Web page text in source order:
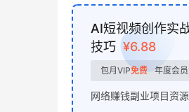
AI短视频创作实
技巧 ¥6.88
包月VIP免费 年度会员
网络赚钱副业项目资